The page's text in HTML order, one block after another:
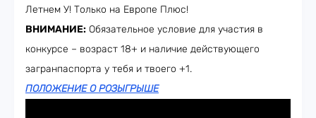
Летнем У! Только на Европе Плюс!
ВНИМАНИЕ: Обязательное условие для участия в
конкурсе – возраст 18+ и наличие действующего
загранпаспорта у тебя и твоего +1.
ПОЛОЖЕНИЕ О РОЗЫГРЫШЕ